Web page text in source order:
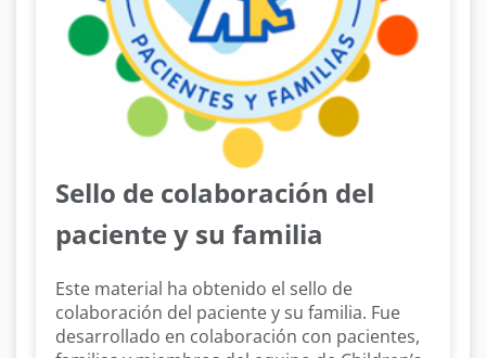
Sello de colaboración del
paciente y su familia
Este material ha obtenido el sello de
colaboración del paciente y su familia. Fue
desarrollado en colaboración con pacientes,